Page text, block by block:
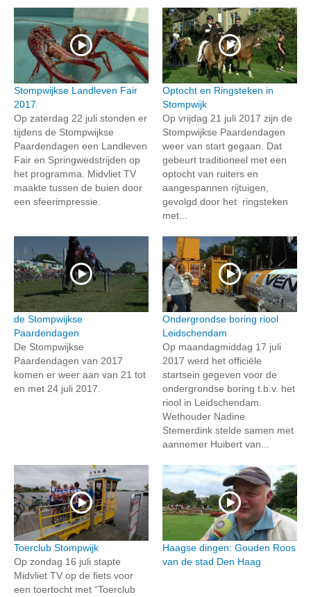
Stompwijkse Landleven Fair
2017
Op zaterdag 22 juli stonden er
tijdens de Stompwijkse
Paardendagen een Landleven
Fair en Springwedstrijden op
het programma. Midvliet TV
maakte tussen de buien door
een sfeerimpressie.
Optocht en Ringsteken in
Stompwijk
Op vrijdag 21 juli 2017 zijn de
Stompwijkse Paardendagen
weer van start gegaan. Dat
gebeurt traditioneel met een
optocht van ruiters en
aangespannen rijtuigen,
gevolgd door het ringsteken
met...
de Stompwijkse
Paardendagen
De Stompwijkse
Paardendagen van 2017
komen er weer aan van 21 tot
en met 24 juli 2017.
Ondergrondse boring riool
Leidschendam
Op maandagmiddag 17 juli
2017 werd het officiële
startsein gegeven voor de
ondergrondse boring t.b.v. het
riool in Leidschendam.
Wethouder Nadine
Stemerdink stelde samen met
aannemer Huibert van...
Toerclub Stompwijk
Op zondag 16 juli stapte
Midvliet TV op de fiets voor
een toertocht met “Toerclub
Haagse dingen: Gouden Roos
van de stad Den Haag